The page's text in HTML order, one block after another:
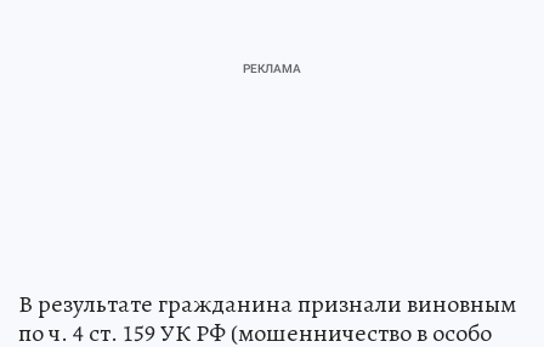
В результате гражданина признали виновным
по ч. 4 ст. 159 УК РФ (мошенничество в особо